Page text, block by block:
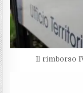
Il rimborso